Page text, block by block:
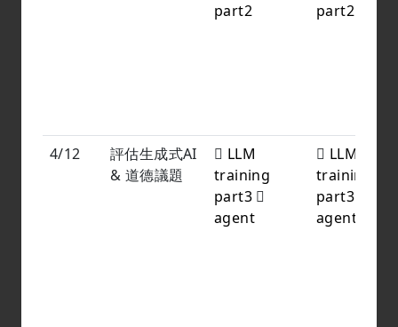
part2
part2
4/12
評估生成式AI
& 道德議題
LLM
training
part3
agent
LLM
training
part3
agent